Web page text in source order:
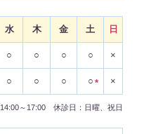
水 木 金 土 日
○ ○ ○ ○ ×
○ ○ ○ ○ * ×
14:00～17:00 休診日：日曜、祝日